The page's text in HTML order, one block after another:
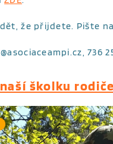
že přijdete. Pište
736
školku